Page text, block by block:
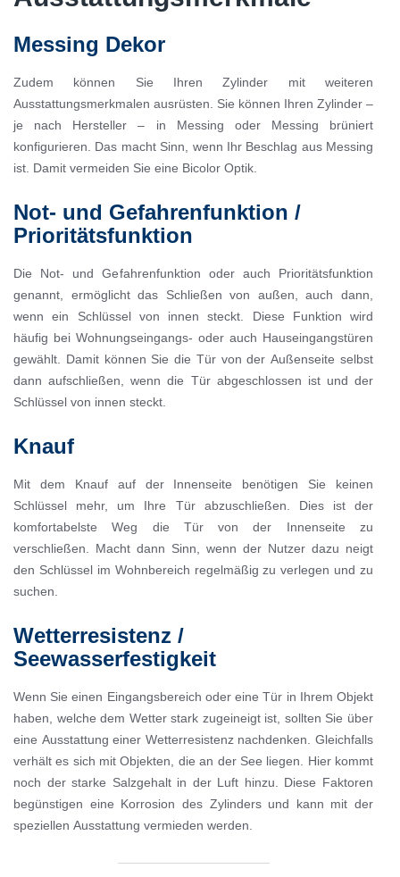
Messing Dekor
Zudem können Sie Ihren Zylinder mit weiteren
Ausstattungsmerkmalen ausrüsten. Sie können Ihren Zylinder –
je nach Hersteller – in Messing oder Messing brüniert
konfigurieren. Das macht Sinn, wenn Ihr Beschlag aus Messing
ist. Damit vermeiden Sie eine Bicolor Optik.
Not- und Gefahrenfunktion /
Prioritätsfunktion
Die Not- und Gefahrenfunktion oder auch Prioritätsfunktion
genannt, ermöglicht das Schließen von außen, auch dann,
wenn ein Schlüssel von innen steckt. Diese Funktion wird
häufig bei Wohnungseingangs- oder auch Hauseingangstüren
gewählt. Damit können Sie die Tür von der Außenseite selbst
dann aufschließen, wenn die Tür abgeschlossen ist und der
Schlüssel von innen steckt.
Knauf
Mit dem Knauf auf der Innenseite benötigen Sie keinen
Schlüssel mehr, um Ihre Tür abzuschließen. Dies ist der
komfortabelste Weg die Tür von der Innenseite zu
verschließen. Macht dann Sinn, wenn der Nutzer dazu neigt
den Schlüssel im Wohnbereich regelmäßig zu verlegen und zu
suchen.
Wetterresistenz /
Seewasserfestigkeit
Wenn Sie einen Eingangsbereich oder eine Tür in Ihrem Objekt
haben, welche dem Wetter stark zugeineigt ist, sollten Sie über
eine Ausstattung einer Wetterresistenz nachdenken. Gleichfalls
verhält es sich mit Objekten, die an der See liegen. Hier kommt
noch der starke Salzgehalt in der Luft hinzu. Diese Faktoren
begünstigen eine Korrosion des Zylinders und kann mit der
speziellen Ausstattung vermieden werden.